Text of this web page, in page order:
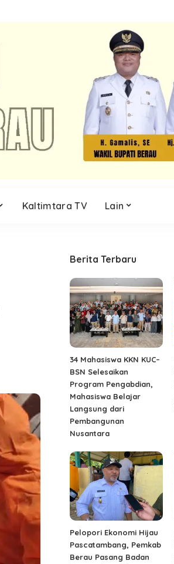
Kaltimtara TV Lain
Berita Terbaru
34 Mahasiswa KKN KUC–
BSN Selesaikan
Program Pengabdian,
Mahasiswa Belajar
Langsung dari
Pembangunan
Nusantara
Pelopori Ekonomi Hijau
Pascatambang, Pemkab
Berau Pasang Badan